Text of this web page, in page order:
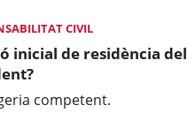
CIVIL
inicial de residència del
competent.